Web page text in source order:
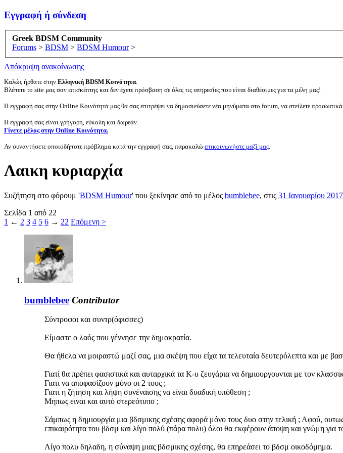
Εγγραφή ή σύνδεση
Greek BDSM Community
Forums > BDSM > BDSM Humour >
Απόκρυψη ανακοίνωσης
Καλώς ήρθατε στην Ελληνική BDSM Κοινότητα.
Βλέπετε το site μας σαν επισκέπτης και δεν έχετε πρόσβαση σε όλες τις υπηρεσίες που είναι διαθέσιμες για τα μέλη μας!
Η εγγραφή σας στην Online Κοινότητά μας θα σας επιτρέψει να δημοσιεύσετε νέα μηνύματα στο forum, να στείλετε
Η εγγραφή σας είναι γρήγορη, εύκολη και δωρεάν.
Γίνετε μέλος στην Online Κοινότητα.
Αν συναντήσετε οποιοδήποτε πρόβλημα κατά την εγγραφή σας, παρακαλώ επικοινωνήστε μαζί μας.
Λαικη κυριαρχία
Συζήτηση στο φόρουμ 'BDSM Humour' που ξεκίνησε από το μέλος bumblebee, στις 31 Ιανουαρίου 2017
Σελίδα 1 από 22
1 ← 2 3 4 5 6 → 22 Επόμενη >
bumblebee Contributor
Σύντροφοι και συντρ(όφισσες)
Είμαστε ο λαός που γέννησε την δημοκρατία.
Θα ήθελα να μοιραστώ μαζί σας, μια σκέψη που είχα τα τελευταία δευτερόλεπτα και με
Γιατί θα πρέπει φασιστικά και αυταρχικά τα Κ-υ ζευγάρια να δημιουργουνται με τον
Γιατι να αποφασίζουν μόνο οι 2 τους ;
Γιατι η ζήτηση και λήψη συνέναισης να είναι δυαδική υπόθεση ;
Μηπως ειναι και αυτό στερεότυπο ;
Σάμπως η δημιουργία μια βδσμικης σχέσης αφορά μόνο τους δυο στην τελική ; Αφού,
επικαιρότητα του βδσμ και λίγο πολύ (πάρα πολυ) όλοι θα εκφέρουν άποψη και γνώμη για
Λίγο πολυ δηλαδη, η σύναψη μιας βδσμικης σχέσης, θα επηρεάσει το βδσμ οικοδόμημα.